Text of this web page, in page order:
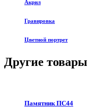
Акрил
Гравировка
Цветной портрет
Другие товары
Памятник ПС44